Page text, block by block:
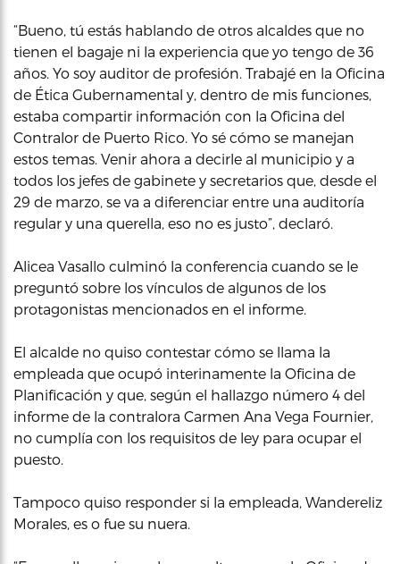
“Bueno, tú estás hablando de otros alcaldes que no
tienen el bagaje ni la experiencia que yo tengo de 36
años. Yo soy auditor de profesión. Trabajé en la Oficina
de Ética Gubernamental y, dentro de mis funciones,
estaba compartir información con la Oficina del
Contralor de Puerto Rico. Yo sé cómo se manejan
estos temas. Venir ahora a decirle al municipio y a
todos los jefes de gabinete y secretarios que, desde el
29 de marzo, se va a diferenciar entre una auditoría
regular y una querella, eso no es justo”, declaró.
Alicea Vasallo culminó la conferencia cuando se le
preguntó sobre los vínculos de algunos de los
protagonistas mencionados en el informe.
El alcalde no quiso contestar cómo se llama la
empleada que ocupó interinamente la Oficina de
Planificación y que, según el hallazgo número 4 del
informe de la contralora Carmen Ana Vega Fournier,
no cumplía con los requisitos de ley para ocupar el
puesto.
Tampoco quiso responder si la empleada, Wandereliz
Morales, es o fue su nuera.